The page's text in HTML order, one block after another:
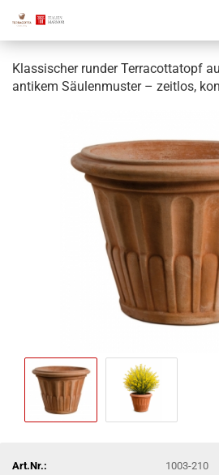
Klassischer runder Terracottatopf
antikem Säulenmuster – zeitlos,
Art.Nr.:
1003-210